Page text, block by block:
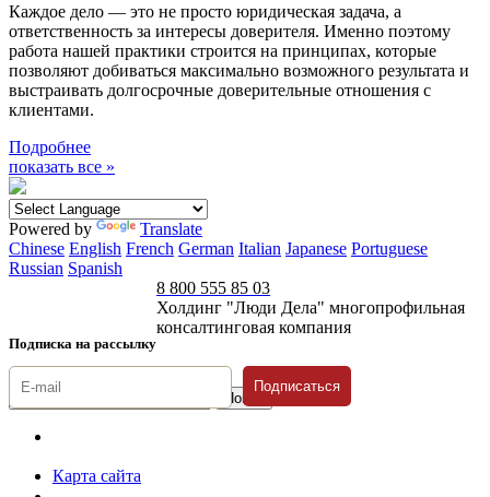
Каждое дело — это не просто юридическая задача, а
ответственность за интересы доверителя. Именно поэтому
работа нашей практики строится на принципах, которые
позволяют добиваться максимально возможного результата и
выстраивать долгосрочные доверительные отношения с
клиентами.
Подробнее
показать все »
Powered by
Translate
Chinese English French German Italian Japanese Portuguese
Russian Spanish
Подписка на рассылку
8 800 555 85 03
Холдинг "Люди Дела" многопрофильная
консалтинговая компания
Подписаться
Карта сайта